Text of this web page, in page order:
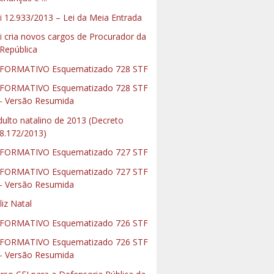
12.933/2013 – Lei da Meia Entrada
cria novos cargos de Procurador da
República
Esquematizado 728 STF
Esquematizado 728 STF
- Versão Resumida
natalino de 2013 (Decreto
8.172/2013)
Esquematizado 727 STF
Esquematizado 727 STF
- Versão Resumida
Natal
Esquematizado 726 STF
Esquematizado 726 STF
- Versão Resumida